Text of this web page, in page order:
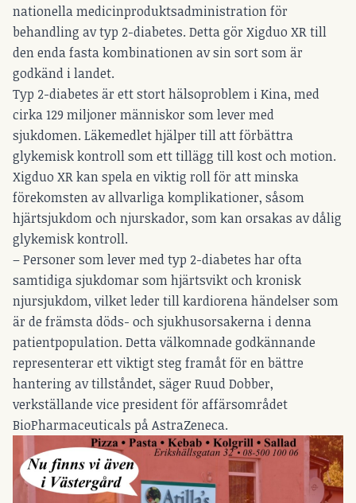
nationella medicinproduktsadministration för
behandling av typ 2-diabetes. Detta gör Xigduo XR till
den enda fasta kombinationen av sin sort som är
godkänd i landet.
Typ 2-diabetes är ett stort hälsoproblem i Kina, med
cirka 129 miljoner människor som lever med
sjukdomen. Läkemedlet hjälper till att förbättra
glykemisk kontroll som ett tillägg till kost och motion.
Xigduo XR kan spela en viktig roll för att minska
förekomsten av allvarliga komplikationer, såsom
hjärtsjukdom och njurskador, som kan orsakas av dålig
glykemisk kontroll.
– Personer som lever med typ 2-diabetes har ofta
samtidiga sjukdomar som hjärtsvikt och kronisk
njursjukdom, vilket leder till kardiorena händelser som
är de främsta döds- och sjukhusorsakerna i denna
patientpopulation. Detta välkomnade godkännande
representerar ett viktigt steg framåt för en bättre
hantering av tillståndet, säger Ruud Dobber,
verkställande vice president för affärsområdet
BioPharmaceuticals på AstraZeneca.